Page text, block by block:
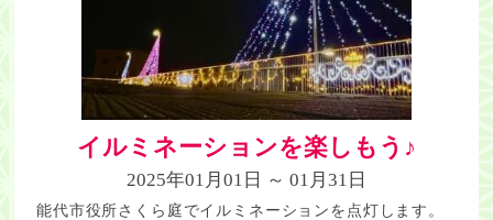
イルミネーションを楽しもう♪
2025年01月01日 ～ 01月31日
能代市役所さくら庭でイルミネーションを点灯します。